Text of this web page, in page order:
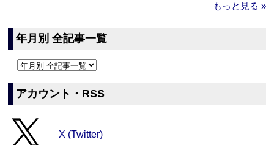
もっと見る »
年月別 全記事一覧
アカウント・RSS
X (Twitter)